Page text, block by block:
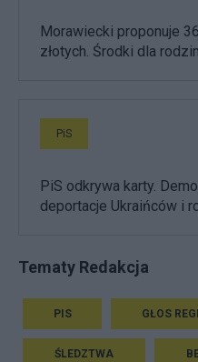
Morawiecki proponuje
złotych. Środki dla
PiS
PiS odkrywa karty.
deportacje Ukraińców i
Tematy Redakcja
PIS GŁOS
ŚLEDZTWA